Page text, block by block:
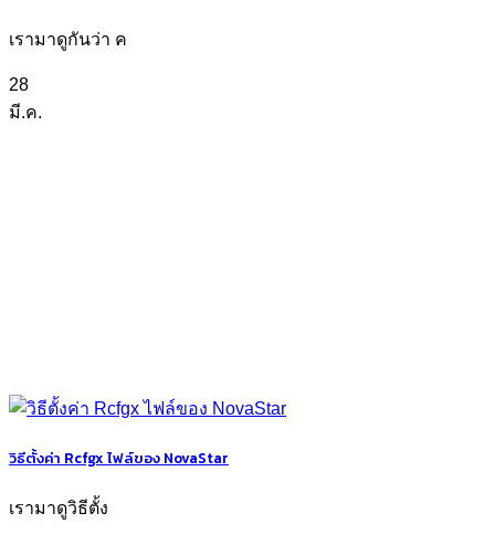
เรามาดูกันว่า ค
28
มี.ค.
วิธีตั้งค่า Rcfgx ไฟล์ของ NovaStar
เรามาดูวิธีตั้ง